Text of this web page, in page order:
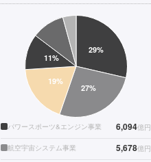
パワースポーツ&エンジン事業 6,094億円
航空宇宙システム事業 5,678億円